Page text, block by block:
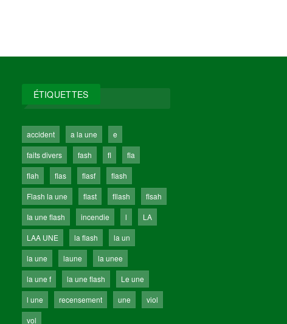
ÉTIQUETTES
accident a la une
e
faits divers
fash fl
fla
flah
flas flasf
flash
Flash la une
flast fllash
flsah
Ia une flash
incendie l
LA
LAA UNE
la flash
la un
la une
laune
la unee
la une f
la une flash
Le une
l une
recensement une
viol
vol